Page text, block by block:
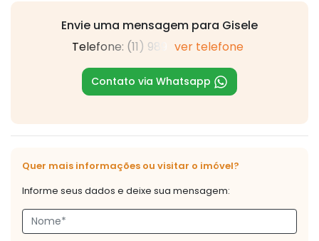
Envie uma mensagem para Gisele
Telefone: (11) 989
ver telefone
Contato via Whatsapp
Quer mais informações ou visitar o imóvel?
Informe seus dados e deixe sua mensagem: